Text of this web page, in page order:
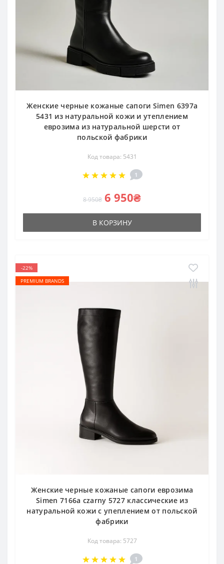
Женские черные кожаные сапоги Simen 6397a
5431 из натуральной кожи и утеплением
еврозима из натуральной шерсти от
польской фабрики
Код товара: 5431
1
8 950₴ 6 950₴
В КОРЗИНУ
-22%
PREMIUM BRANDS
Женские черные кожаные сапоги еврозима
Simen 7166a czarny 5727 классические из
натуральной кожи с упеплением от польской
фабрики
Код товара: 5727
1